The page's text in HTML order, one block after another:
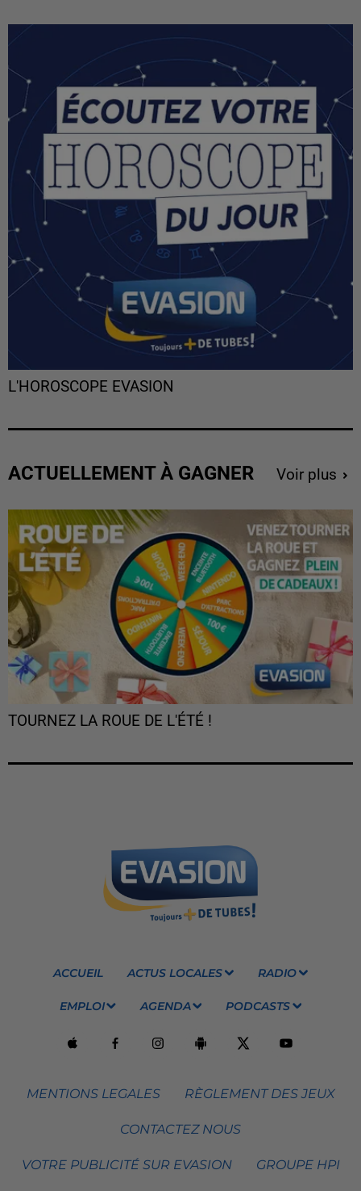
L'HOROSCOPE EVASION
ACTUELLEMENT À GAGNER Voir plus
TOURNEZ LA ROUE DE L'ÉTÉ !
ACCUEIL ACTUS LOCALES RADIO
EMPLOI AGENDA PODCASTS
MENTIONS LEGALES RÈGLEMENT DES JEUX
CONTACTEZ NOUS
VOTRE PUBLICITÉ SUR EVASION GROUPE HPI